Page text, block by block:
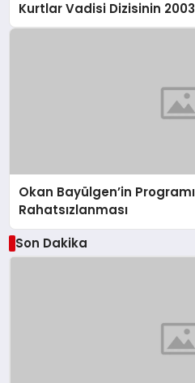
Kurtlar Vadisi Dizisinin
Oldu
Okan Bayülgen’in
Rahatsızlanması
Son Dakika